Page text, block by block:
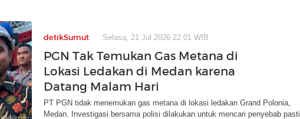
detikSumut Selasa, 21 Jul 2026 22:01 WIB
PGN Tak Temukan Gas Metana di
Lokasi Ledakan di Medan karena
Datang Malam Hari
PT PGN tidak menemukan gas metana di lokasi ledakan Grand Polonia,
Medan. Investigasi bersama polisi dilakukan untuk mencari penyebab pasti